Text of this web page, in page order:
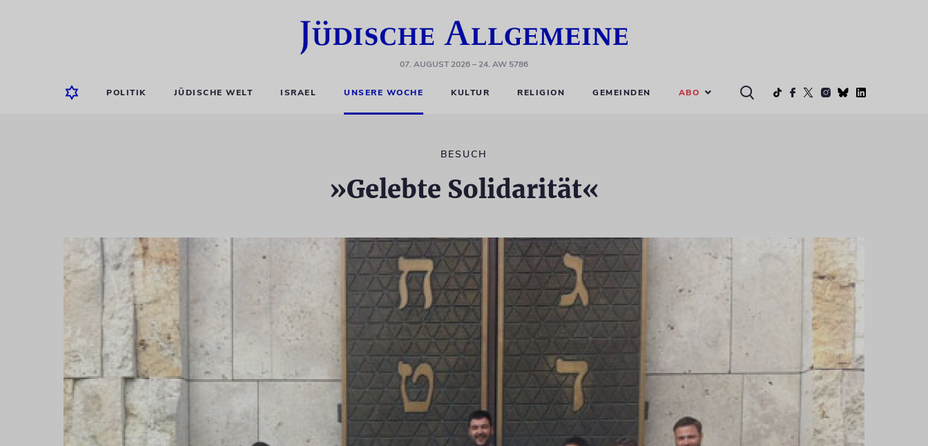
07. AUGUST 2026– 24. AW 5786
POLITIK JÜDISCHE WELT ISRAEL UNSERE WOCHE KULTUR RELIGION GEMEINDEN ABO
BESUCH
»Gelebte Solidarität«